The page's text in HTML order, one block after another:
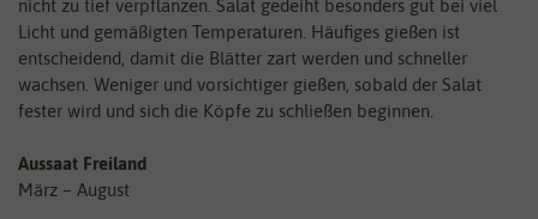
nicht zu tief verpflanzen. Salat gedeiht besonders gut bei viel
Licht und gemäßigten Temperaturen. Häufiges gießen ist
entscheidend, damit die Blätter zart werden und schneller
wachsen. Weniger und vorsichtiger gießen, sobald der Salat
fester wird und sich die Köpfe zu schließen beginnen.
Aussaat Freiland
März – August